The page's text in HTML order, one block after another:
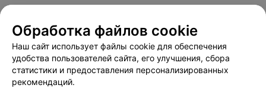
Обработка файлов cookie
Наш сайт использует файлы cookie для обеспечения
удобства пользователей сайта, его улучшения, сбора
статистики и предоставления персонализированных
рекомендаций.